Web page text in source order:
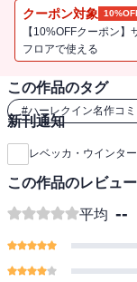
ま、彷徨っていたと
月ぶりに安らかな眠
クーポン対象
【10%OFFクーポン
フロアで使える
この作品のタグ
#ハーレクイン名作コ
新刊通知
レベッカ・ウインタ
この作品のレビュー
平均 --